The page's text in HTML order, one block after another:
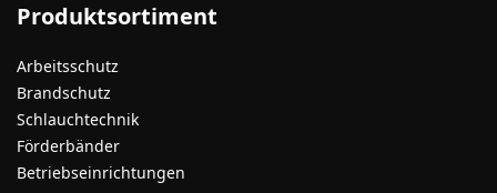
Produktsortiment
Arbeitsschutz
Brandschutz
Schlauchtechnik
Förderbänder
Betriebseinrichtungen